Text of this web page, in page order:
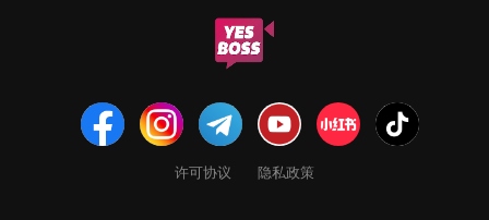
许可协议 隐私政策